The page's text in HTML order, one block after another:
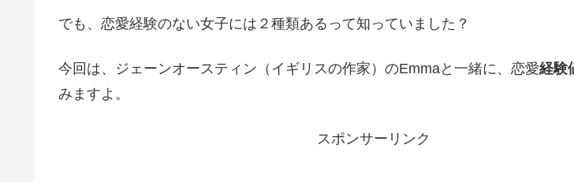
でも、恋愛経験のない女子には２種類あるって知っていました？
今回は、ジェーンオースティン（イギリスの作家）のEmmaと一緒に、恋愛経験
みますよ。
スポンサーリンク